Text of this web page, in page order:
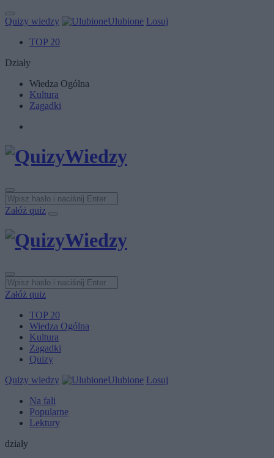
Quizy wiedzy Ulubione Losuj
TOP 20
Działy
Wiedza Ogólna
Kultura
Zagadki
Załóż quiz
Załóż quiz
TOP 20
Wiedza Ogólna
Kultura
Zagadki
Quizy
Quizy wiedzy
Ulubione Losuj
Na fali
Popularne
Lektury
działy